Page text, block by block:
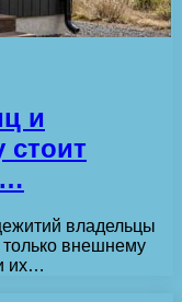
и
владельцы
внешнему
их…